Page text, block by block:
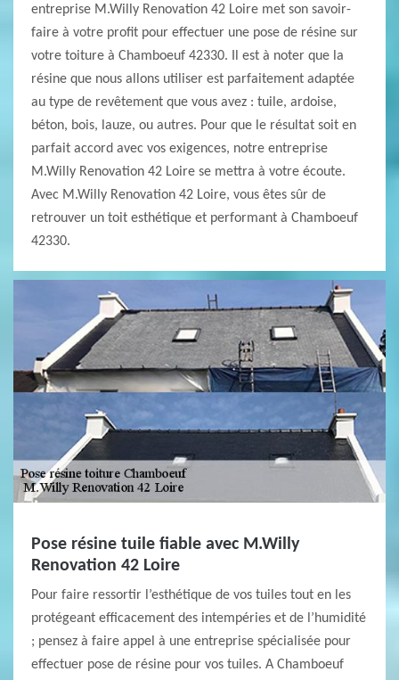
entreprise M.Willy Renovation 42 Loire met son savoir-
faire à votre profit pour effectuer une pose de résine sur
votre toiture à Chamboeuf 42330. Il est à noter que la
résine que nous allons utiliser est parfaitement adaptée
au type de revêtement que vous avez : tuile, ardoise,
béton, bois, lauze, ou autres. Pour que le résultat soit en
parfait accord avec vos exigences, notre entreprise
M.Willy Renovation 42 Loire se mettra à votre écoute.
Avec M.Willy Renovation 42 Loire, vous êtes sûr de
retrouver un toit esthétique et performant à Chamboeuf
42330.
Pose résine tuile fiable avec M.Willy
Renovation 42 Loire
Pour faire ressortir l’esthétique de vos tuiles tout en les
protégeant efficacement des intempéries et de l’humidité
; pensez à faire appel à une entreprise spécialisée pour
effectuer pose de résine pour vos tuiles. A Chamboeuf